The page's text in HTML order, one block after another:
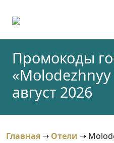
Промокоды
август 2026
Главная ➝ Отели ➝